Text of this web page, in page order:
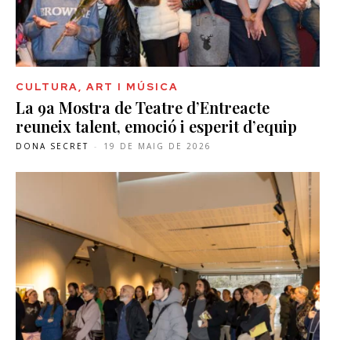
CULTURA, ART I MÚSICA
La 9a Mostra de Teatre d’Entreacte
reuneix talent, emoció i esperit d’equip
DONA SECRET - 19 DE MAIG DE 2026